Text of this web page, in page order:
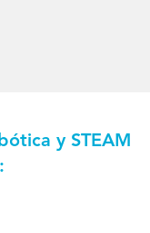
y STEAM